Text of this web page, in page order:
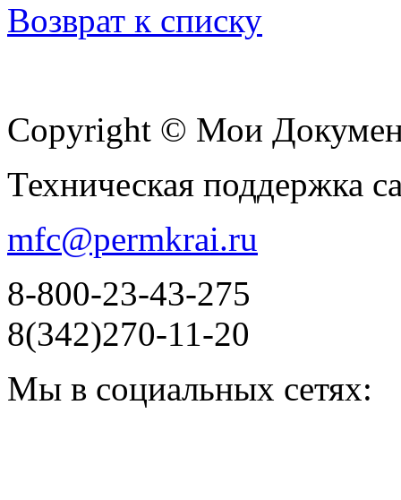
Возврат к списку
Copyright © Мои
Техническая поддержка
mfc@permkrai.ru
8-800-23-43-275
8(342)270-11-20
Мы в социальных сетях: